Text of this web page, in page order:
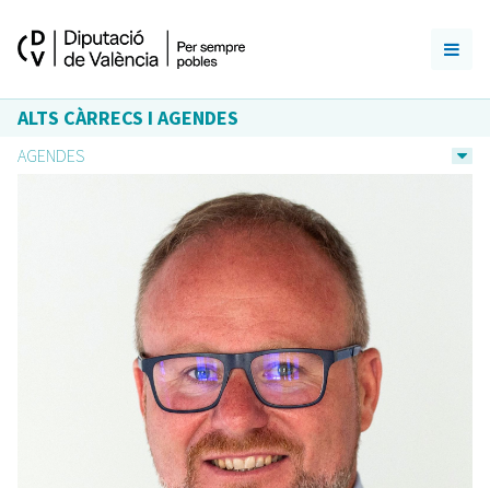
ALTS CÀRRECS I AGENDES
AGENDES